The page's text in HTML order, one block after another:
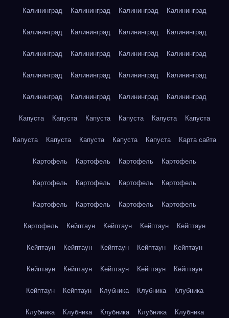
Калининград Калининград Калининград Калининград
Калининград Калининград Калининград Калининград
Калининград Калининград Калининград Калининград
Калининград Калининград Калининград Калининград
Калининград Калининград Калининград Калининград
Капуста Капуста Капуста Капуста Капуста Капуста
Капуста Капуста Капуста Капуста Капуста Карта сайта
Картофель Картофель Картофель Картофель
Картофель Картофель Картофель Картофель
Картофель Картофель Картофель Картофель
Картофель Кейптаун Кейптаун Кейптаун Кейптаун
Кейптаун Кейптаун Кейптаун Кейптаун Кейптаун
Кейптаун Кейптаун Кейптаун Кейптаун Кейптаун
Кейптаун Кейптаун Клубника Клубника Клубника
Клубника Клубника Клубника Клубника Клубника